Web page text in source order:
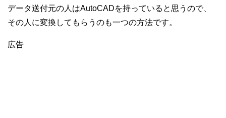
データ送付元の人はAutoCADを持っていると思うので、
その人に変換してもらうのも一つの方法です。
広告